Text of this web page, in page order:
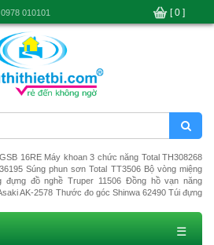
16RE Máy khoan 3 chức năng Total TH308268
Súng phun sơn Total TT3506 Bộ vòng miệng
đựng đồ nghề Truper 11506 Đồng hồ vạn năng
AK-2578 Thước đo góc Shinwa 62490 Túi đựng
☰
010101 [ 0 ]